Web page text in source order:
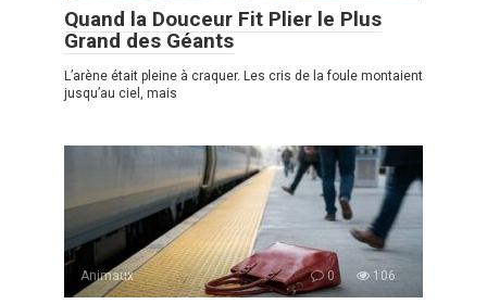
Quand la Douceur Fit Plier le Plus
Grand des Géants
L’arène était pleine à craquer. Les cris de la foule montaient
jusqu’au ciel, mais
Animaux 0 106